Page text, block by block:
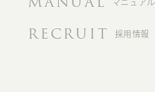
マニュア
RECRUIT 採用情報